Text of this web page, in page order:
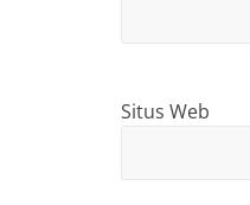
Situs Web